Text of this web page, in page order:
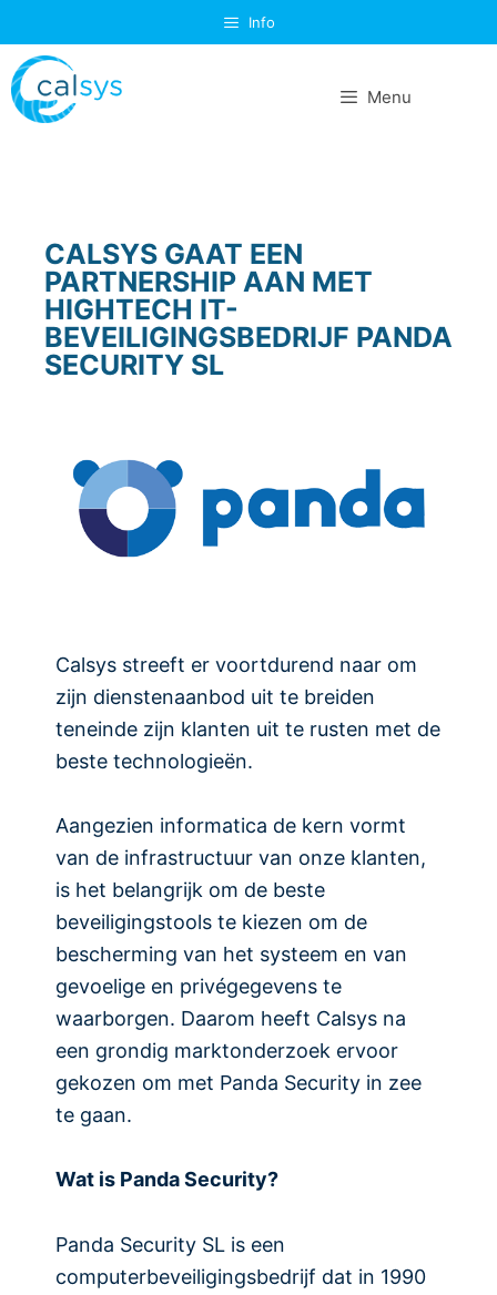
Info
Menu
CALSYS GAAT EEN
PARTNERSHIP AAN MET
HIGHTECH IT-
BEVEILIGINGSBEDRIJF PANDA
SECURITY SL
Calsys streeft er voortdurend naar om
zijn dienstenaanbod uit te breiden
teneinde zijn klanten uit te rusten met de
beste technologieën.
Aangezien informatica de kern vormt
van de infrastructuur van onze klanten,
is het belangrijk om de beste
beveiligingstools te kiezen om de
bescherming van het systeem en van
gevoelige en privégegevens te
waarborgen. Daarom heeft Calsys na
een grondig marktonderzoek ervoor
gekozen om met Panda Security in zee
te gaan.
Wat is Panda Security?
Panda Security SL is een
computerbeveiligingsbedrijf dat in 1990